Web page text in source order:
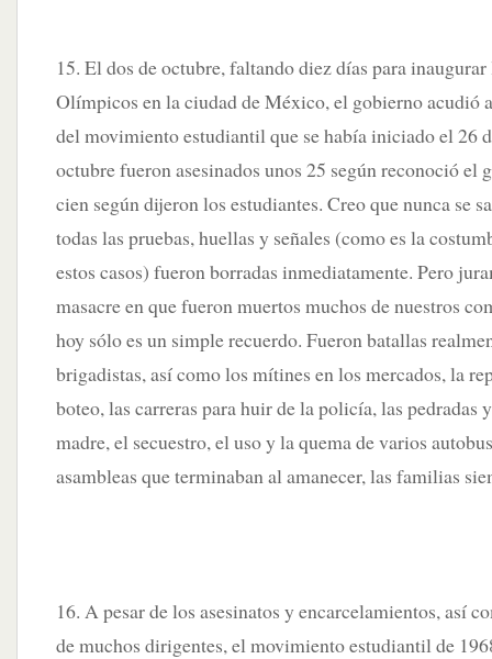
15. El dos de octubre, faltando diez días para
Olímpicos en la ciudad de México, el gobierno acudió
del movimiento estudiantil que se había iniciado el 26
octubre fueron asesinados unos 25 según reconoció el
cien según dijeron los estudiantes. Creo que nunca se
todas las pruebas, huellas y señales (como es la
estos casos) fueron borradas inmediatamente. Pero
masacre en que fueron muertos muchos de nuestros
hoy sólo es un simple recuerdo. Fueron batallas
brigadistas, así como los mítines en los mercados, la
boteo, las carreras para huir de la policía, las pedradas
madre, el secuestro, el uso y la quema de varios
asambleas que terminaban al amanecer, las familias
16. A pesar de los asesinatos y encarcelamientos, así
de muchos dirigentes, el movimiento estudiantil de